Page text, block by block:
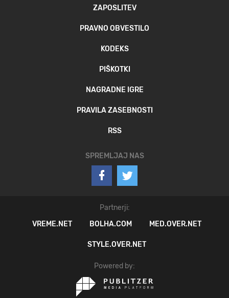
ZAPOSLITEV
PRAVNO OBVESTILO
KODEKS
PIŠKOTKI
NAGRADNE IGRE
PRAVILA ZASEBNOSTI
RSS
SPREMLJAJ NAS
Partnerji:
VREME.NET
BOLHA.COM MED.OVER.NET
STYLE.OVER.NET
Powered by: